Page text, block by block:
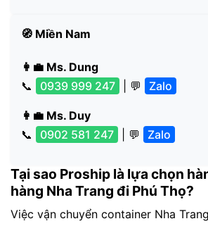
🧭 Miền Nam
👩‍💼 Ms. Dung
📞
0939 999 247 | 💬 Zalo
👩‍💼 Ms. Duy
📞
0902 581 247 | 💬 Zalo
Tại sao Proship là lựa chọn
hàng Nha Trang đi Phú Thọ?
Việc vận chuyển container Nha